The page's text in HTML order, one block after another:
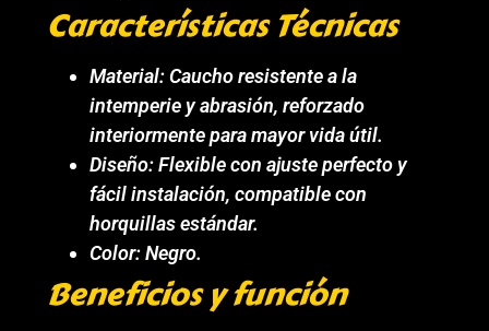
Características Técnicas
Material: Caucho resistente a la
intemperie y abrasión, reforzado
interiormente para mayor vida útil.
Diseño: Flexible con ajuste perfecto y
fácil instalación, compatible con
horquillas estándar.
Color: Negro.
Beneficios y función